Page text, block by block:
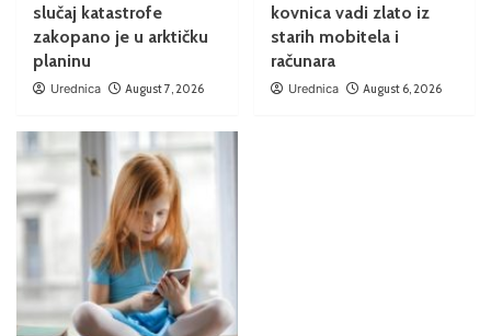
slučaj katastrofe
zakopano je u arktičku
planinu
Urednica August 7, 2026
kovnica vadi zlato iz
starih mobitela i
računara
Urednica August 6, 2026